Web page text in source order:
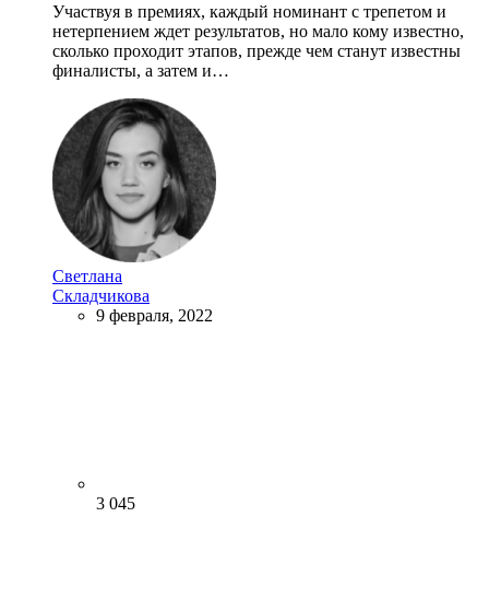
Участвуя в премиях, каждый номинант с трепетом и
нетерпением ждет результатов, но мало кому известно,
сколько проходит этапов, прежде чем станут известны
финалисты, а затем и…
Светлана
Складчикова
9 февраля, 2022
3 045